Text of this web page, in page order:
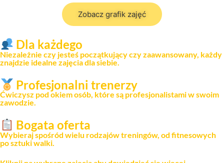
Zobacz grafik zajęć
Dla każdego
Niezależnie czy jesteś początkujący czy zaawansowany, każdy
znajdzie idealne zajęcia dla siebie.
Profesjonalni trenerzy
Ćwiczysz pod okiem osób, które są profesjonalistami w swoim
zawodzie.
Bogata oferta
Wybieraj spośród wielu rodzajów treningów, od fitnesowych
po sztuki walki.